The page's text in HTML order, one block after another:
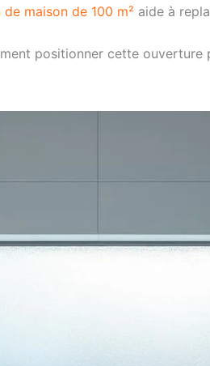
maison de 100 m² aide à
positionner cette